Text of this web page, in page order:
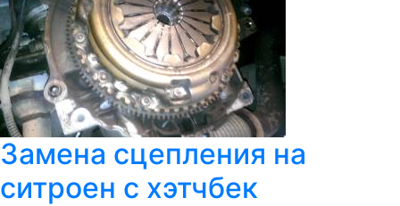
Замена сцепления на
ситроен с хэтчбек